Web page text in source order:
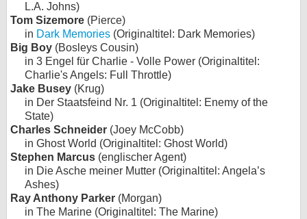
L.A. Johns)
Tom Sizemore (Pierce)
in Dark Memories (Originaltitel: Dark Memories)
Big Boy (Bosleys Cousin)
in 3 Engel für Charlie - Volle Power (Originaltitel:
Charlie's Angels: Full Throttle)
Jake Busey (Krug)
in Der Staatsfeind Nr. 1 (Originaltitel: Enemy of the
State)
Charles Schneider (Joey McCobb)
in Ghost World (Originaltitel: Ghost World)
Stephen Marcus (englischer Agent)
in Die Asche meiner Mutter (Originaltitel: Angela’s
Ashes)
Ray Anthony Parker (Morgan)
in The Marine (Originaltitel: The Marine)